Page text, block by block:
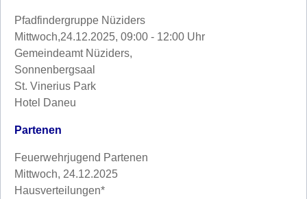
Pfadfindergruppe Nüziders
Mittwoch,24.12.2025, 09:00 - 12:00 Uhr
Gemeindeamt Nüziders,
Sonnenbergsaal
St. Vinerius Park
Hotel Daneu
Partenen
Feuerwehrjugend Partenen
Mittwoch, 24.12.2025
Hausverteilungen*